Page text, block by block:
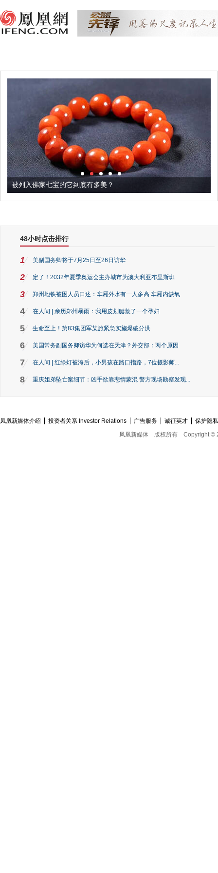
被列入佛家七宝的它到底有多美？
48小时点击排行
1 美副国务卿将于7月25日至26日访华
2 定了！2032年夏季奥运会主办城市为澳大利亚布里斯班
3 郑州地铁被困人员口述：车厢外水有一人多高 车厢内缺氧
4 在人间 | 亲历郑州暴雨：我用皮划艇救了一个孕妇
5 生命至上！第83集团军某旅紧急实施爆破分洪
6 美国常务副国务卿访华为何选在天津？外交部：两个原因
7 在人间 | 红绿灯被淹后，小男孩在路口指路，7位摄影师...
8 重庆姐弟坠亡案细节：凶手欲靠悲情蒙混 警方现场勘察发现...
凤凰新媒体介绍 投资者关系 Investor Relations 广告服务 诚征英才
保护隐
凤凰新媒体
版权所有 Copyright ©